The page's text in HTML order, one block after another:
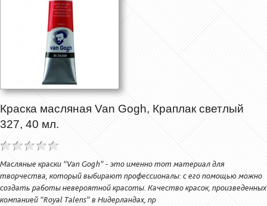
Краска масляная Van Gogh, Краплак светлый
327, 40 мл.
Масляные краски “Van Gogh” - это именно тот материал для
творчества, который выбирают профессионалы: с его помощью можно
создать работы невероятной красоты. Качество красок, произведенных
компанией “Royal Talens” в Нидерландах, пр